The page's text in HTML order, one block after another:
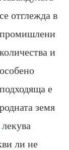
се отглежда в
промишлени
количества и
особено
подходяща е
родната земя
лекува
ли не